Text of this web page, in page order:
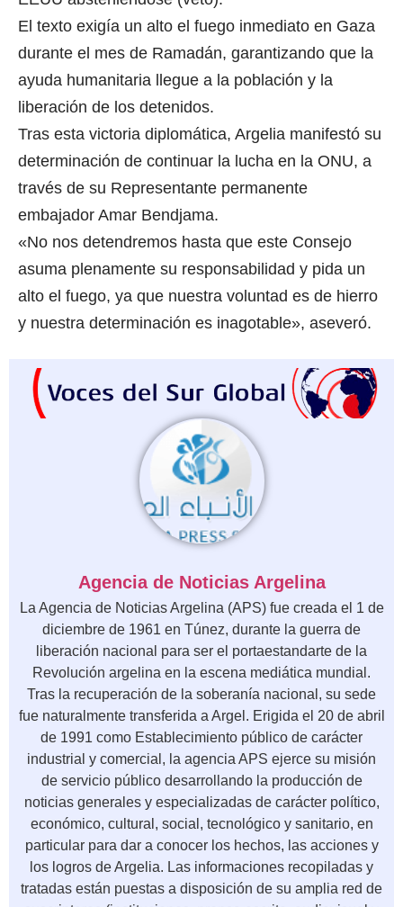
El texto exigía un alto el fuego inmediato en Gaza
durante el mes de Ramadán, garantizando que la
ayuda humanitaria llegue a la población y la
liberación de los detenidos.
Tras esta victoria diplomática, Argelia manifestó su
determinación de continuar la lucha en la ONU, a
través de su Representante permanente
embajador Amar Bendjama.
«No nos detendremos hasta que este Consejo
asuma plenamente su responsabilidad y pida un
alto el fuego, ya que nuestra voluntad es de hierro
y nuestra determinación es inagotable», aseveró.
Agencia de Noticias Argelina
La Agencia de Noticias Argelina (APS) fue creada el 1 de
diciembre de 1961 en Túnez, durante la guerra de
liberación nacional para ser el portaestandarte de la
Revolución argelina en la escena mediática mundial.
Tras la recuperación de la soberanía nacional, su sede
fue naturalmente transferida a Argel. Erigida el 20 de abril
de 1991 como Establecimiento público de carácter
industrial y comercial, la agencia APS ejerce su misión
de servicio público desarrollando la producción de
noticias generales y especializadas de carácter político,
económico, cultural, social, tecnológico y sanitario, en
particular para dar a conocer los hechos, las acciones y
los logros de Argelia. Las informaciones recopiladas y
tratadas están puestas a disposición de su amplia red de